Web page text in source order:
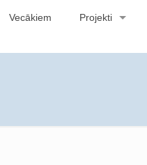
Vecākiem Projekti